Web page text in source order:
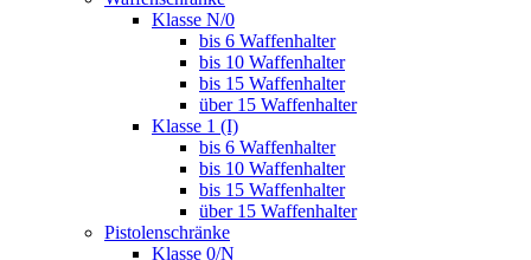
Klasse N/0
bis 6 Waffenhalter
bis 10 Waffenhalter
bis 15 Waffenhalter
über 15 Waffenhalter
Klasse 1 (I)
bis 6 Waffenhalter
bis 10 Waffenhalter
bis 15 Waffenhalter
über 15 Waffenhalter
Pistolenschränke
Klasse 0/N